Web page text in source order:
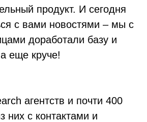
продукт. И сегодня
с вами новостями – мы с
доработали базу и
еще круче!
агентств и почти 400
них с контактами и